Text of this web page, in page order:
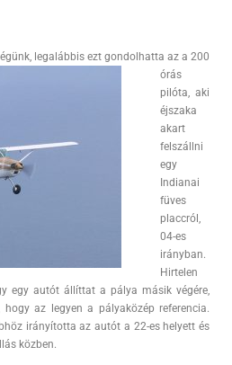
legalábbis ezt gondolhatta az a 200
órás
pilóta, aki
éjszaka
akart
felszállni
egy
Indianai
füves
placcról,
04-es
irányban.
Hirtelen
egy autót állíttat a pálya másik végére,
az legyen a pályaközép referencia.
irányította az autót a 22-es helyett és
közben.